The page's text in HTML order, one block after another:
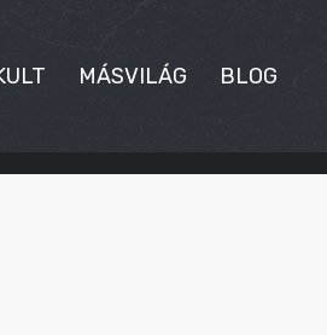
MÁSVILÁG BLOG